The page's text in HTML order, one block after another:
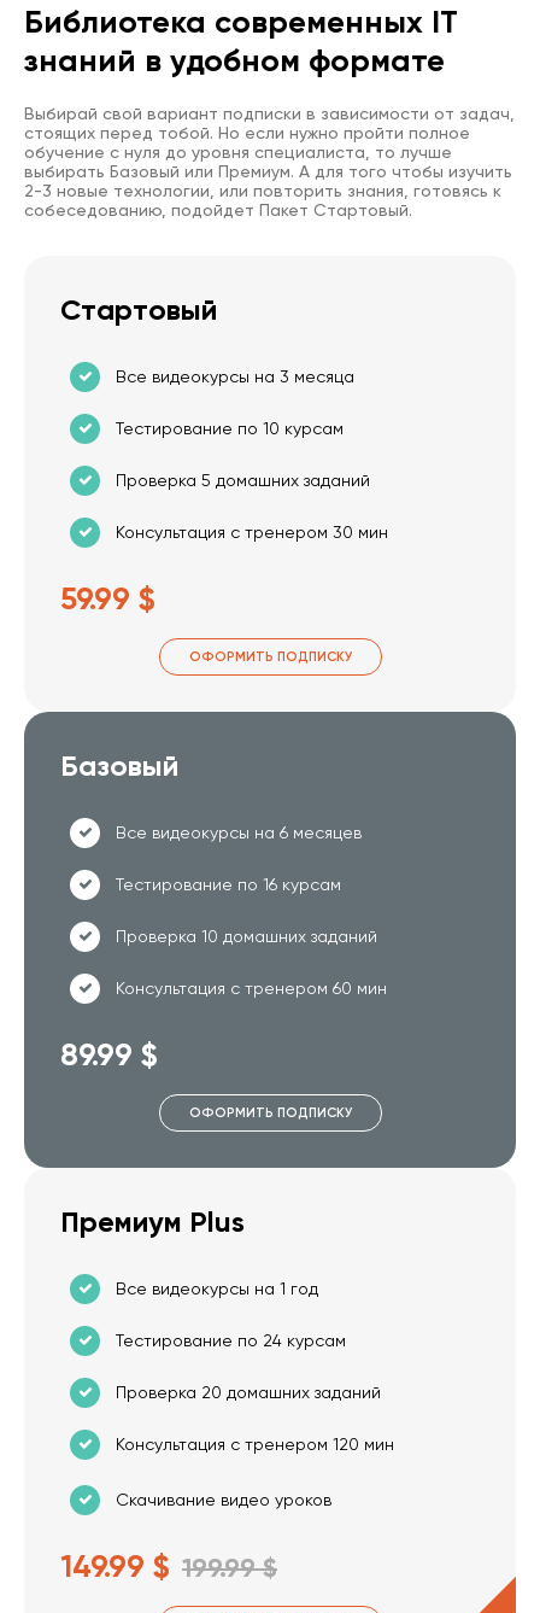
Библиотека современных IT
знаний в удобном формате
Выбирай свой вариант подписки в зависимости от задач,
стоящих перед тобой. Но если нужно пройти полное
обучение с нуля до уровня специалиста, то лучше
выбирать Базовый или Премиум. А для того чтобы изучить
2-3 новые технологии, или повторить знания, готовясь к
собеседованию, подойдет Пакет Стартовый.
Стартовый
Все видеокурсы на 3 месяца
Тестирование по 10 курсам
Проверка 5 домашних заданий
Консультация с тренером 30 мин
59.99 $
ОФОРМИТЬ ПОДПИСКУ
Базовый
Все видеокурсы на 6 месяцев
Тестирование по 16 курсам
Проверка 10 домашних заданий
Консультация с тренером 60 мин
89.99 $
ОФОРМИТЬ ПОДПИСКУ
Премиум Plus
Все видеокурсы на 1 год
Тестирование по 24 курсам
Проверка 20 домашних заданий
Консультация с тренером 120 мин
Скачивание видео уроков
149.99 $ 199.99 $